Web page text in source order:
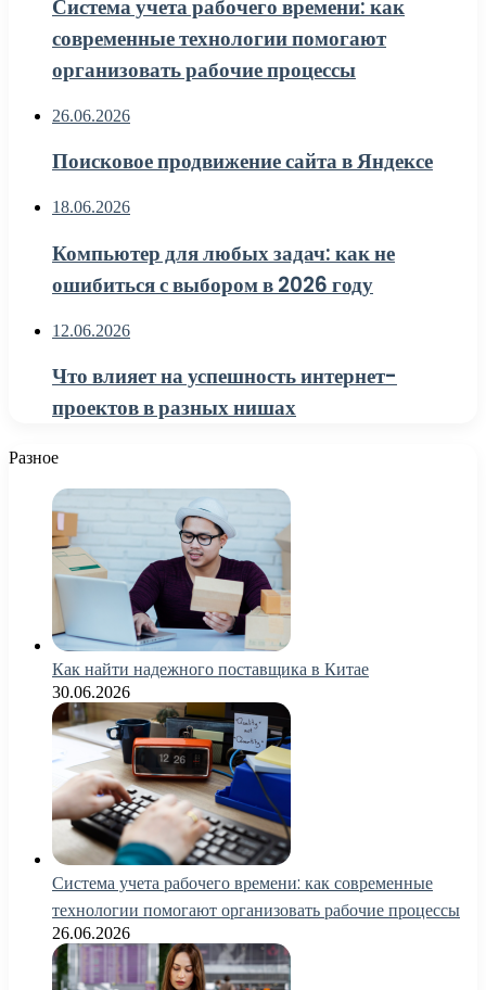
Система учета рабочего времени: как
современные технологии помогают
организовать рабочие процессы
26.06.2026
Поисковое продвижение сайта в Яндексе
18.06.2026
Компьютер для любых задач: как не
ошибиться с выбором в 2026 году
12.06.2026
Что влияет на успешность интернет-
проектов в разных нишах
Разное
Как найти надежного поставщика в Китае
30.06.2026
Система учета рабочего времени: как современные
технологии помогают организовать рабочие процессы
26.06.2026